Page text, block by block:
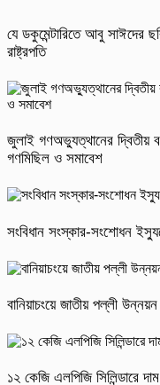
যে ডকুমেন্টারিতে আবু সাঈদের
রাষ্ট্রপতি
জুলাই গণঅভ্যুত্থানের দ্বিতীয়
গণমিছিল ও সমাবেশ
সংবিধান সংস্কার-সংশোধন
বানিয়াচংয়ে জাতীয় পল্লী
১২ কেজি এলপিজি সিলিন্ডারে